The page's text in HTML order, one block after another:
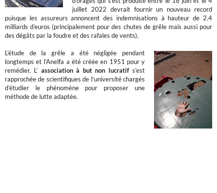
juillet 2022 devrait fournir un nouveau record
puisque les assureurs annoncent des indemnisations à hauteur de 2.4
milliards d’euros (principalement pour des chutes de grêle mais aussi pour
des dégâts par la foudre et des rafales de vents).
L’étude de la grêle a été négligée pendant
longtemps et l’Anelfa a été créée en 1951 pour y
remédier. L’ association à but non lucratifs’est
rapprochée de scientifiques de l’université chargés
d’étudier le phénomène pour proposer une
méthode de lutte adaptée.